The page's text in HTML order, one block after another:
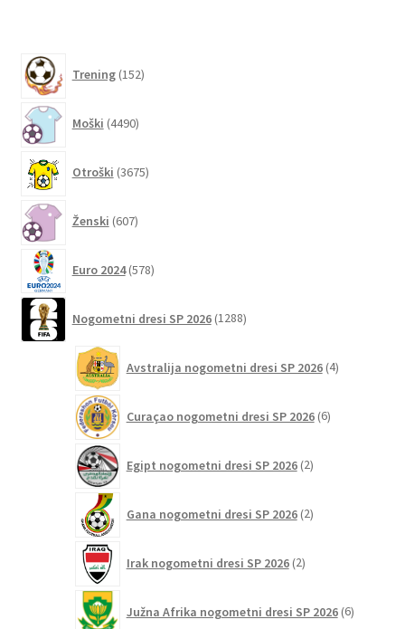
Trening 152izdelkov
Moški 4490izdelkov
Otroški 3675izdelkov
Ženski 607izdelkov
Euro 2024 578izdelkov
Nogometni dresi SP 2026 1288izdelkov
Avstralija nogometni dresi SP 2026 4izdelki
Curaçao nogometni dresi SP 2026 6izdelkov
Egipt nogometni dresi SP 2026 2izdelka
Gana nogometni dresi SP 2026 2izdelka
Irak nogometni dresi SP 2026 2izdelka
Južna Afrika nogometni dresi SP 2026 6izdelkov